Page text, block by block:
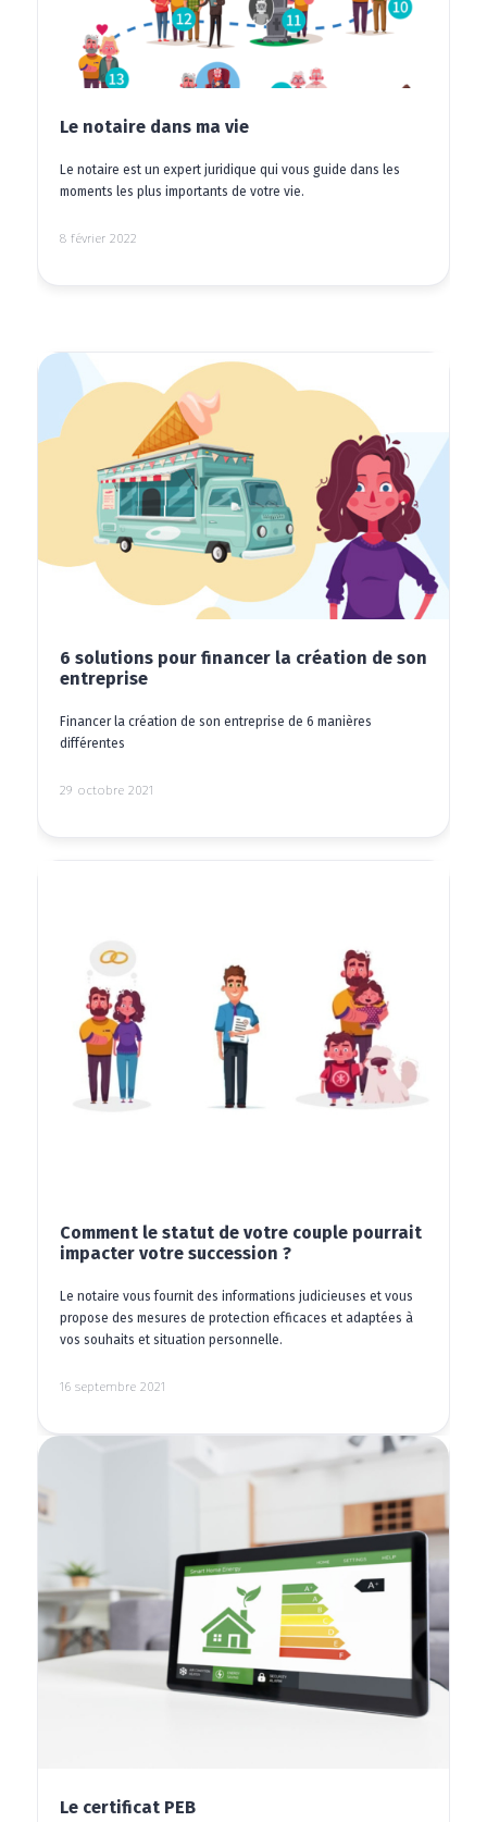
Le notaire dans ma vie
Le notaire est un expert juridique qui vous guide dans les
moments les plus importants de votre vie.
8 février 2022
6 solutions pour financer la création de son
entreprise
Financer la création de son entreprise de 6 manières
différentes
29 octobre 2021
Comment le statut de votre couple pourrait
impacter votre succession ?
Le notaire vous fournit des informations judicieuses et vous
propose des mesures de protection efficaces et adaptées à
vos souhaits et situation personnelle.
16 septembre 2021
Le certificat PEB